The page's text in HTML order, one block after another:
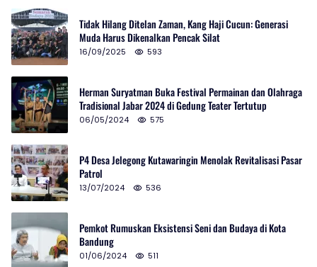
Tidak Hilang Ditelan Zaman, Kang Haji Cucun: Generasi
Muda Harus Dikenalkan Pencak Silat
16/09/2025 593
Herman Suryatman Buka Festival Permainan dan Olahraga
Tradisional Jabar 2024 di Gedung Teater Tertutup
06/05/2024 575
P4 Desa Jelegong Kutawaringin Menolak Revitalisasi Pasar
Patrol
13/07/2024 536
Pemkot Rumuskan Eksistensi Seni dan Budaya di Kota
Bandung
01/06/2024 511